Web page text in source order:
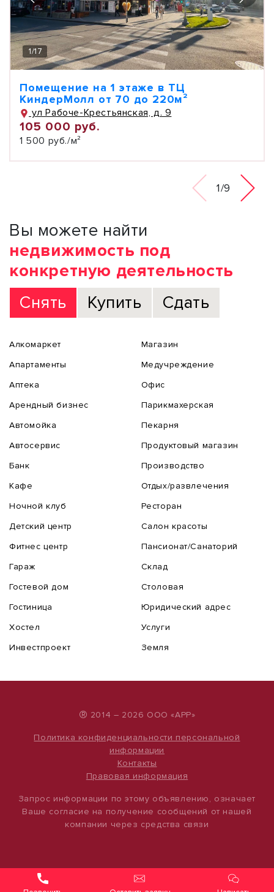
1/17
Помещение на 1 этаже в ТЦ
КиндеpМoлл от 70 до 220м²
ул Рабоче-Крестьянская, д. 9
105 000 руб.
1 500 руб./м²
1/9
Вы можете найти
недвижимость под
конкретную деятельность
Снять
Купить Сдать
Алкомаркет
Апартаменты
Аптека
Арендный бизнес
Автомойка
Автосервис
Банк
Кафе
Ночной клуб
Детский центр
Фитнес центр
Гараж
Гостевой дом
Гостиница
Хостел
Инвестпроект
Магазин
Медучреждение
Офис
Парикмахерская
Пекарня
Продуктовый магазин
Производство
Отдых/развлечения
Ресторан
Салон красоты
Пансионат/Санаторий
Склад
Столовая
Юридический адрес
Услуги
Земля
® 2014 – 2026 ООО «АРР»
Политика конфиденциальности персональной
информации
Контакты
Правовая информация
Запрос информации по этому объявлению, означает
Ваше согласие на получение сообщений от нашей
компании через средства связи